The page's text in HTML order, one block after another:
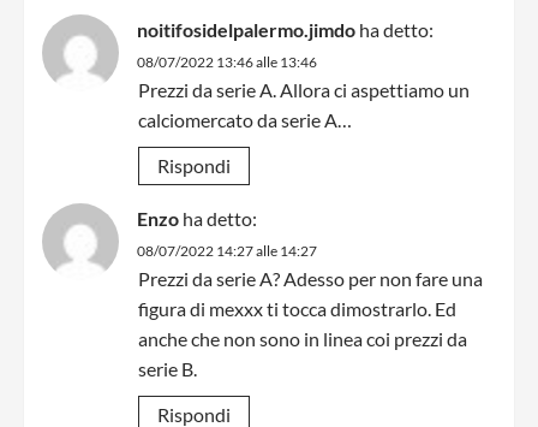
noitifosidelpalermo.jimdo ha detto:
08/07/2022 13:46 alle 13:46
Prezzi da serie A. Allora ci aspettiamo un
calciomercato da serie A…
Rispondi
Enzo ha detto:
08/07/2022 14:27 alle 14:27
Prezzi da serie A? Adesso per non fare una
figura di mexxx ti tocca dimostrarlo. Ed
anche che non sono in linea coi prezzi da
serie B.
Rispondi